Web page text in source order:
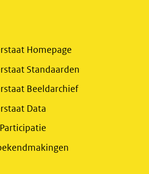
Homepage
in
Standaarden
Beeldarchief(opent
Data
venster)
in